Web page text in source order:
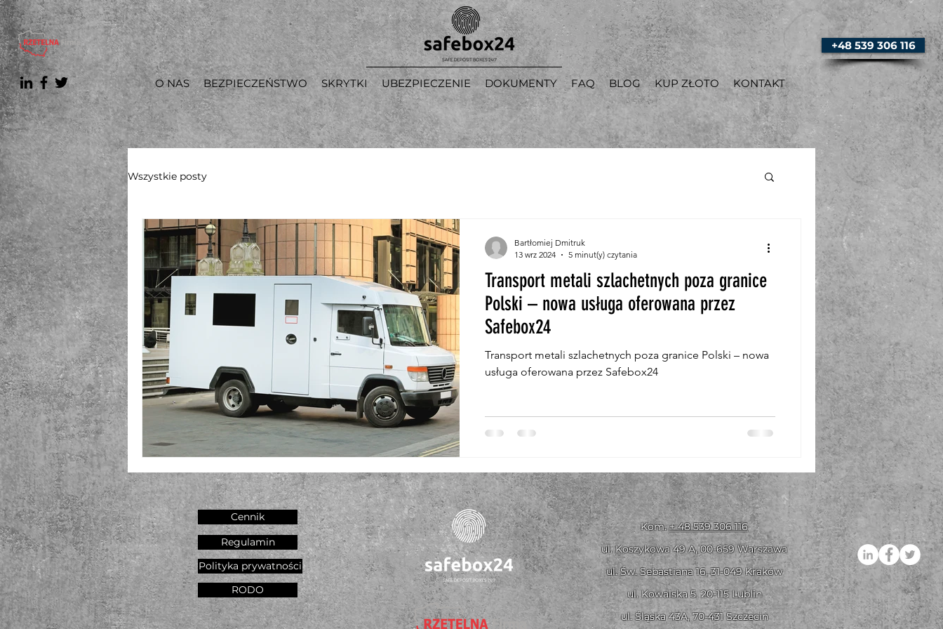
O NAS BEZPIECZEŃSTWO SKRYTKI UBEZPIECZENIE DOKUMENTY FAQ BLOG KUP ZŁOTO KONTAKT
+48 539 306 116
Wszystkie posty
Transport metali szlachetnych poza granice
Polski – nowa usługa oferowana przez
Safebox24
Transport metali szlachetnych poza granice Polski – nowa
usługa oferowana przez Safebox24
Bartłomiej Dmitruk
13 wrz 2024
5 minut(y) czytania
Cennik
Regulamin
Polityka prywatności
RODO
Kom.+ 48 539 306 116
ul. Koszykowa 49 A,00-659 Warszawa
ul. Św. Sebastiana 16, 31-049 Kraków
ul. Kowalska 5, 20-115 Lublin
ul. Śląska 43A, 70-431 Szczecin